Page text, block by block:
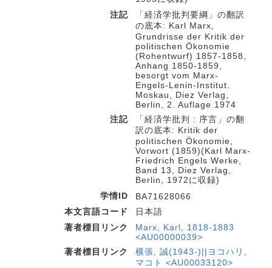
注記
「経済学批判要綱」の翻訳
の底本: Karl Marx,
Grundrisse der Kritik der
politischen Ökonomie
(Rohentwurf) 1857-1858,
Anhang 1850-1859,
besorgt vom Marx-
Engels-Lenin-Institut.
Moskau, Diez Verlag,
Berlin, 2. Auflage 1974
注記
「経済学批判 : 序言」の翻
訳の底本: Kritik der
politischen Ökonomie,
Vorwort (1859)(Karl Marx-
Friedrich Engels Werke,
Band 13, Diez Verlag,
Berlin, 1972に収録)
学情ID
BA71628066
本文言語コード
日本語
著者標目リンク
Marx, Karl, 1818-1883
<AU00000039>
著者標目リンク
横張, 誠(1943-)||ヨコハリ,
マコト <AU00033120>